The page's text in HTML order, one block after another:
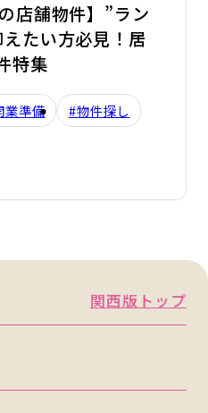
店舗物件】”ラン
たい方必見！居
特集
業準備
#物件探し
関西版トップ